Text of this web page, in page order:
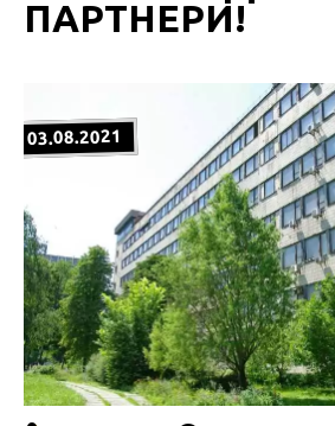
ПАРТНЕРИ!
03.08.2021